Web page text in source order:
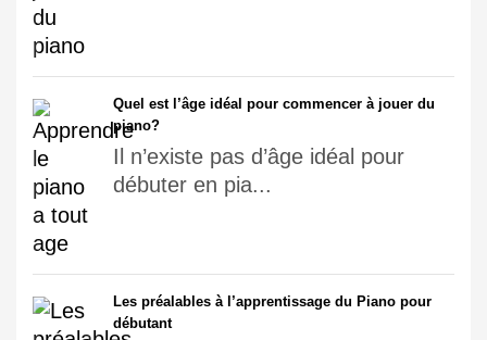
Quel est l’âge idéal pour commencer à jouer du
piano?
Il n’existe pas d’âge idéal pour
débuter en pia...
Les préalables à l’apprentissage du Piano pour
débutant